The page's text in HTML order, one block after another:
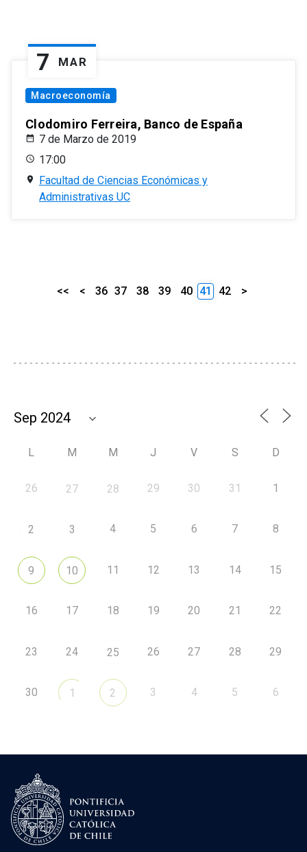
7 MAR
Macroeconomía
Clodomiro Ferreira, Banco de España
7 de Marzo de 2019
17:00
Facultad de Ciencias Económicas y
Administrativas UC
<< < 36 37 38 39 40 41 42 >
L M M J V S D
26 27 28 29 30 31 1
2 3 4 5 6 7 8
9 10 11 12 13 14 15
16 17 18 19 20 21 22
23 24 25 26 27 28 29
30 1 2 3 4 5 6